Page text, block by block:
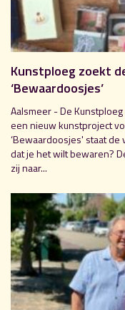
Kunstploeg zoekt
‘Bewaardoosjes’
Aalsmeer - De
een nieuw kunstproject
‘Bewaardoosjes' staat de
dat je het wilt bewaren?
zij naar...